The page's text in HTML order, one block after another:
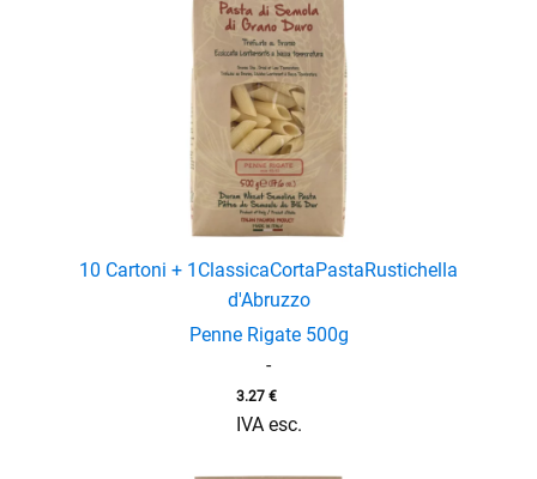
10 Cartoni + 1 ClassicaCortaPastaRustichella
d'Abruzzo
Penne Rigate 500g
-
3.27 €
IVA esc.